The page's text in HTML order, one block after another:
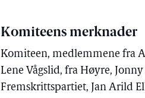
Komiteens merknader
Komiteen, medlemmene fra
Lene Vågslid, fra Høyre,
Fremskrittspartiet, Jan Arild